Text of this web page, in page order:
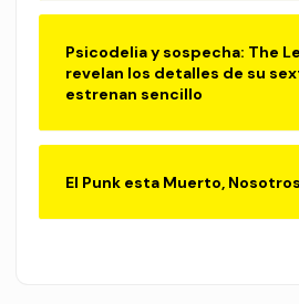
Psicodelia y sospecha: The
revelan los detalles de su
estrenan sencillo
El Punk esta Muerto,